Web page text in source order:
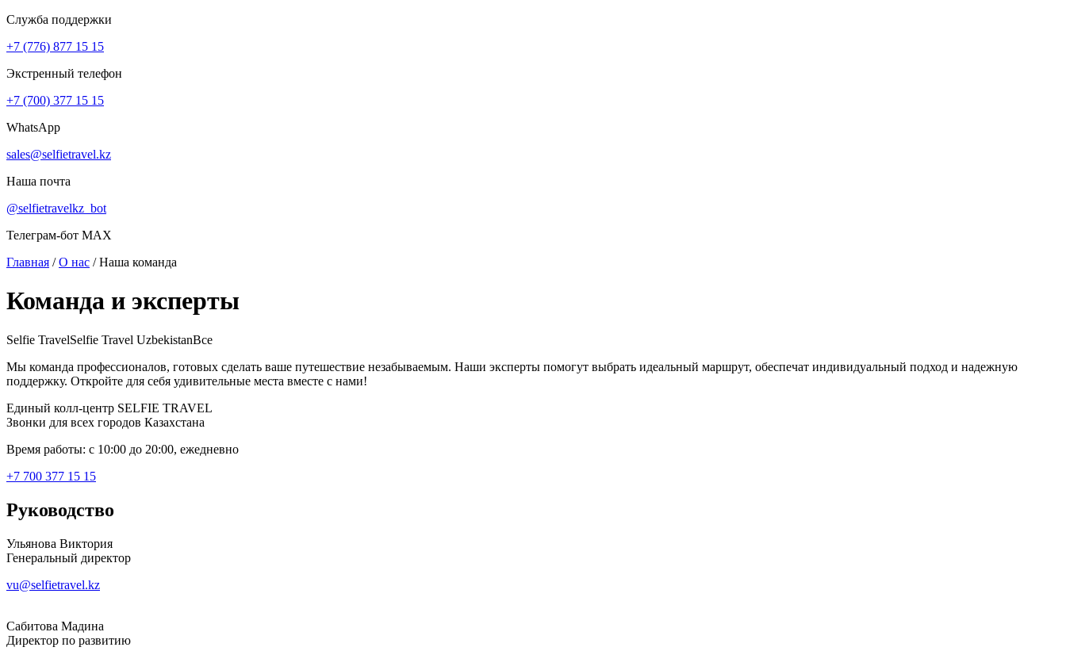
Служба поддержки
+7 (776) 877 15 15
Экстренный телефон
+7 (700) 377 15 15
WhatsApp
sales@selfietravel.kz
Наша почта
@selfietravelkz_bot
Телеграм-бот MAX
Главная /О нас /Наша команда
Команда и эксперты
Selfie TravelSelfie Travel UzbekistanВсе
Мы команда профессионалов, готовых сделать ваше путешествие незабываемым. Наши эксперты помогут выбрать идеальный маршрут, обеспечат индивидуальный подход и надежную
поддержку. Откройте для себя удивительные места вместе с нами!
Единый колл-центр SELFIE TRAVEL
Звонки для всех городов Казахстана
Время работы: с 10:00 до 20:00, ежедневно
+7 700 377 15 15
Руководство
Ульянова Виктория
Генеральный директор
vu@selfietravel.kz
Сабитова Мадина
Директор по развитию